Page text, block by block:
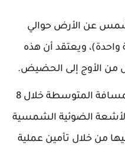
عن الأرض حوالي
واحدة)، ويعتقد أن هذه
من الأوج إلى الحضيض.
ينتقل الضوء عند هذه المسافة المتوسطة خلال 8
الأشعة الضوئية الشمسية
من خلال تأمين عملية